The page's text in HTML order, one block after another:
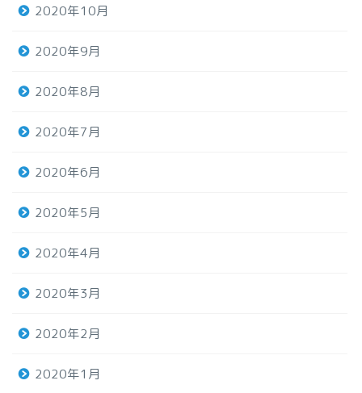
2020年10月
2020年9月
2020年8月
2020年7月
2020年6月
2020年5月
2020年4月
2020年3月
2020年2月
2020年1月